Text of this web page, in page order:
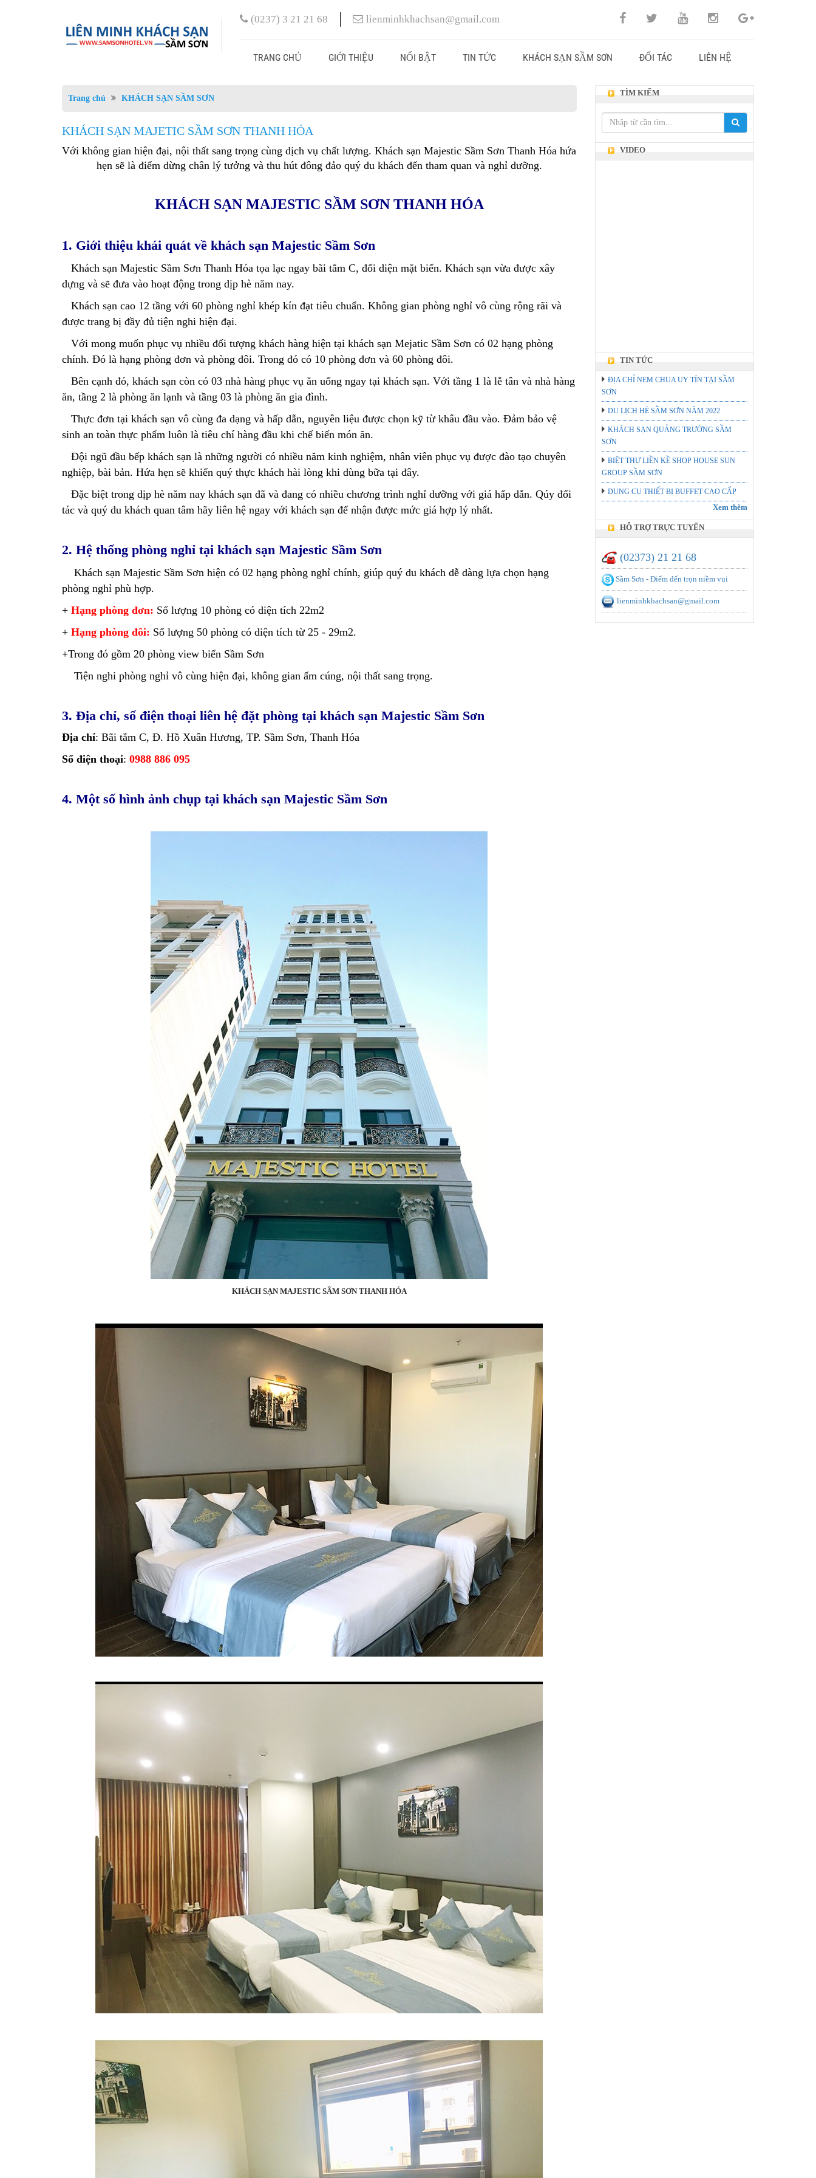
(0237) 3 21 21 68 lienminhkhachsan@gmail.com
TRANG CHỦ GIỚI THIỆU NỔI BẬT TIN TỨC KHÁCH SẠN SẦM SƠN ĐỐI TÁC LIÊN HỆ
Trang chủ KHÁCH SẠN SẦM SƠN
KHÁCH SẠN MAJETIC SẦM SƠN THANH HÓA
Với không gian hiện đại, nội thất sang trọng cùng dịch vụ chất lượng. Khách sạn Majestic Sầm Sơn Thanh Hóa hứa
hẹn sẽ là điểm dừng chân lý tưởng và thu hút đông đảo quý du khách đến tham quan và nghỉ dưỡng.
KHÁCH SẠN MAJESTIC SẦM SƠN THANH HÓA
1. Giới thiệu khái quát về khách sạn Majestic Sầm Sơn
Khách sạn Majestic Sầm Sơn Thanh Hóa tọa lạc ngay bãi tắm C, đối diện mặt biển. Khách sạn vừa được xây
dựng và sẽ đưa vào hoạt động trong dịp hè năm nay.
Khách sạn cao 12 tầng với 60 phòng nghỉ khép kín đạt tiêu chuẩn. Không gian phòng nghỉ vô cùng rộng rãi và
được trang bị đầy đủ tiện nghi hiện đại.
Với mong muốn phục vụ nhiều đối tượng khách hàng hiện tại khách sạn Mejatic Sầm Sơn có 02 hạng phòng
chính. Đó là hạng phòng đơn và phòng đôi. Trong đó có 10 phòng đơn và 60 phòng đôi.
Bên cạnh đó, khách sạn còn có 03 nhà hàng phục vụ ăn uống ngay tại khách sạn. Với tầng 1 là lễ tân và nhà hàng
ăn, tầng 2 là phòng ăn lạnh và tầng 03 là phòng ăn gia đình.
Thực đơn tại khách sạn vô cùng đa dạng và hấp dẫn, nguyên liệu được chọn kỹ từ khâu đầu vào. Đảm bảo vệ
sinh an toàn thực phẩm luôn là tiêu chí hàng đầu khi chế biến món ăn.
Đội ngũ đầu bếp khách sạn là những người có nhiều năm kinh nghiệm, nhân viên phục vụ được đào tạo chuyên
nghiệp, bài bản. Hứa hẹn sẽ khiến quý thực khách hài lòng khi dùng bữa tại đây.
Đặc biệt trong dịp hè năm nay khách sạn đã và đang có nhiều chương trình nghỉ dưỡng với giá hấp dẫn. Qúy đối
tác và quý du khách quan tâm hãy liên hệ ngay với khách sạn để nhận được mức giá hợp lý nhất.
2. Hệ thống phòng nghỉ tại khách sạn Majestic Sầm Sơn
Khách sạn Majestic Sầm Sơn hiện có 02 hạng phòng nghỉ chính, giúp quý du khách dễ dàng lựa chọn hạng
phòng nghỉ phù hợp.
+ Hạng phòng đơn: Số lượng 10 phòng có diện tích 22m2
+ Hạng phòng đôi: Số lượng 50 phòng có diện tích từ 25 - 29m2.
+Trong đó gồm 20 phòng view biển Sầm Sơn
Tiện nghi phòng nghỉ vô cùng hiện đại, không gian ấm cúng, nội thất sang trọng.
3. Địa chỉ, số điện thoại liên hệ đặt phòng tại khách sạn Majestic Sầm Sơn
Địa chỉ: Bãi tắm C, Đ. Hồ Xuân Hương, TP. Sầm Sơn, Thanh Hóa
Số điện thoại: 0988 886 095
4. Một số hình ảnh chụp tại khách sạn Majestic Sầm Sơn
KHÁCH SẠN MAJESTIC SẦM SƠN THANH HÓA
TÌM KIẾM
VIDEO
TIN TỨC
ĐỊA CHỈ NEM CHUA UY TÍN TẠI SẦM
SƠN
DU LỊCH HÈ SẦM SƠN NĂM 2022
KHÁCH SẠN QUẢNG TRƯỜNG SẦM
SƠN
BIỆT THỰ LIỀN KỀ SHOP HOUSE SUN
GROUP SẦM SƠN
DỤNG CỤ THIẾT BỊ BUFFET CAO CẤP
Xem thêm
HỖ TRỢ TRỰC TUYẾN
(02373) 21 21 68
Sầm Sơn - Điểm đến trọn niềm vui
lienminhkhachsan@gmail.com